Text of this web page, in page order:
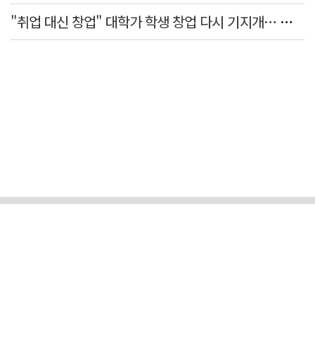
"취업 대신 창업" 대학가 학생 창업 다시 기지개… 창업자·기업·매출 동반 성장